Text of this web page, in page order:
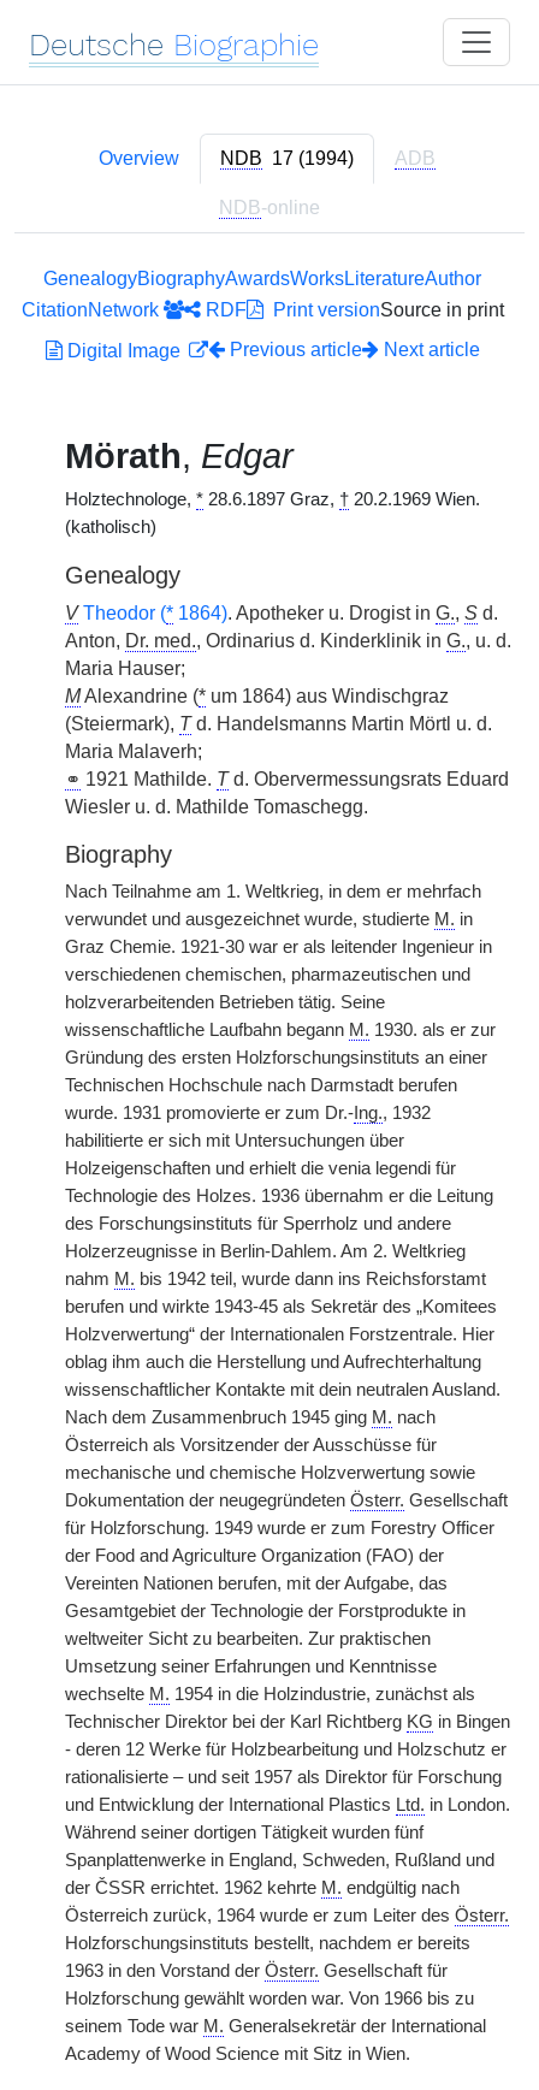
Deutsche Biographie
Overview NDB 17 (1994) ADB
NDB-online
GenealogyBiographyAwardsWorksLiteratureAuthor
CitationNetwork RDF Print versionSource in print
Digital Image
Previous article Next article
Mörath, Edgar
Holztechnologe, * 28.6.1897 Graz, † 20.2.1969 Wien.
(katholisch)
Genealogy
V Theodor (* 1864). Apotheker u. Drogist in G., S d.
Anton, Dr. med., Ordinarius d. Kinderklinik in G., u. d.
Maria Hauser;
MAlexandrine (* um 1864) aus Windischgraz
(Steiermark), Td. Handelsmanns Martin Mörtl u. d.
Maria Malaverh;
⚭ 1921 Mathilde. Td. Obervermessungsrats Eduard
Wiesler u. d. Mathilde Tomaschegg.
Biography
Nach Teilnahme am 1. Weltkrieg, in dem er mehrfach
verwundet und ausgezeichnet wurde, studierte M. in
Graz Chemie. 1921-30 war er als leitender Ingenieur in
verschiedenen chemischen, pharmazeutischen und
holzverarbeitenden Betrieben tätig. Seine
wissenschaftliche Laufbahn begann M. 1930. als er zur
Gründung des ersten Holzforschungsinstituts an einer
Technischen Hochschule nach Darmstadt berufen
wurde. 1931 promovierte er zum Dr.- Ing., 1932
habilitierte er sich mit Untersuchungen über
Holzeigenschaften und erhielt die venia legendi für
Technologie des Holzes. 1936 übernahm er die Leitung
des Forschungsinstituts für Sperrholz und andere
Holzerzeugnisse in Berlin-Dahlem. Am 2. Weltkrieg
nahm M. bis 1942 teil, wurde dann ins Reichsforstamt
berufen und wirkte 1943-45 als Sekretär des „Komitees
Holzverwertung“ der Internationalen Forstzentrale. Hier
oblag ihm auch die Herstellung und Aufrechterhaltung
wissenschaftlicher Kontakte mit dein neutralen Ausland.
Nach dem Zusammenbruch 1945 ging M. nach
Österreich als Vorsitzender der Ausschüsse für
mechanische und chemische Holzverwertung sowie
Dokumentation der neugegründeten Österr. Gesellschaft
für Holzforschung. 1949 wurde er zum Forestry Officer
der Food and Agriculture Organization (FAO) der
Vereinten Nationen berufen, mit der Aufgabe, das
Gesamtgebiet der Technologie der Forstprodukte in
weltweiter Sicht zu bearbeiten. Zur praktischen
Umsetzung seiner Erfahrungen und Kenntnisse
wechselte M. 1954 in die Holzindustrie, zunächst als
Technischer Direktor bei der Karl Richtberg KG in Bingen
- deren 12 Werke für Holzbearbeitung und Holzschutz er
rationalisierte – und seit 1957 als Direktor für Forschung
und Entwicklung der International Plastics Ltd. in London.
Während seiner dortigen Tätigkeit wurden fünf
Spanplattenwerke in England, Schweden, Rußland und
der ČSSR errichtet. 1962 kehrte M. endgültig nach
Österreich zurück, 1964 wurde er zum Leiter des Österr.
Holzforschungsinstituts bestellt, nachdem er bereits
1963 in den Vorstand der Österr. Gesellschaft für
Holzforschung gewählt worden war. Von 1966 bis zu
seinem Tode war M. Generalsekretär der International
Academy of Wood Science mit Sitz in Wien.